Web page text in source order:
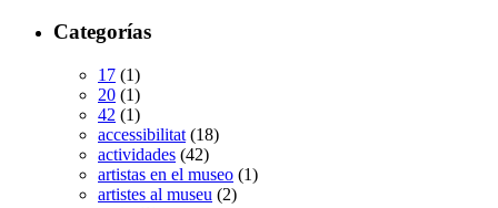
Categorías
17 (1)
20 (1)
42 (1)
accessibilitat (18)
actividades (42)
artistas en el museo (1)
artistes al museu (2)